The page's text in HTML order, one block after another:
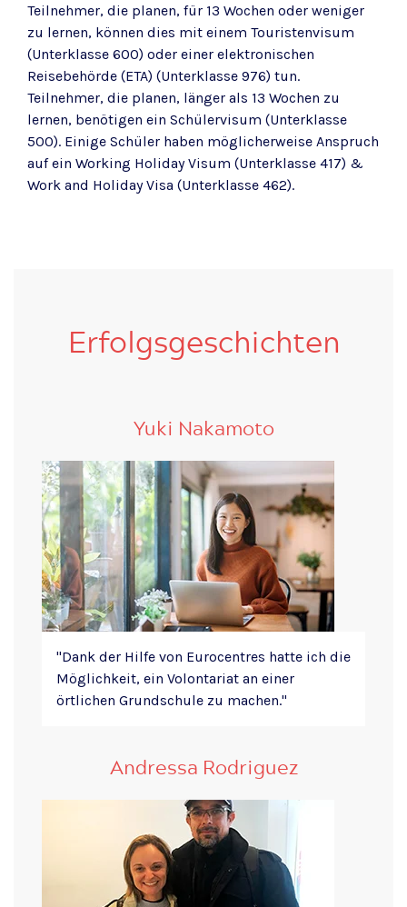
Teilnehmer, die planen, für 13 Wochen oder weniger
zu lernen, können dies mit einem Touristenvisum
(Unterklasse 600) oder einer elektronischen
Reisebehörde (ETA) (Unterklasse 976) tun.
Teilnehmer, die planen, länger als 13 Wochen zu
lernen, benötigen ein Schülervisum (Unterklasse
500). Einige Schüler haben möglicherweise Anspruch
auf ein Working Holiday Visum (Unterklasse 417) &
Work and Holiday Visa (Unterklasse 462).
Erfolgsgeschichten
Yuki Nakamoto
"Dank der Hilfe von Eurocentres hatte ich die
Möglichkeit, ein Volontariat an einer
örtlichen Grundschule zu machen."
Andressa Rodriguez